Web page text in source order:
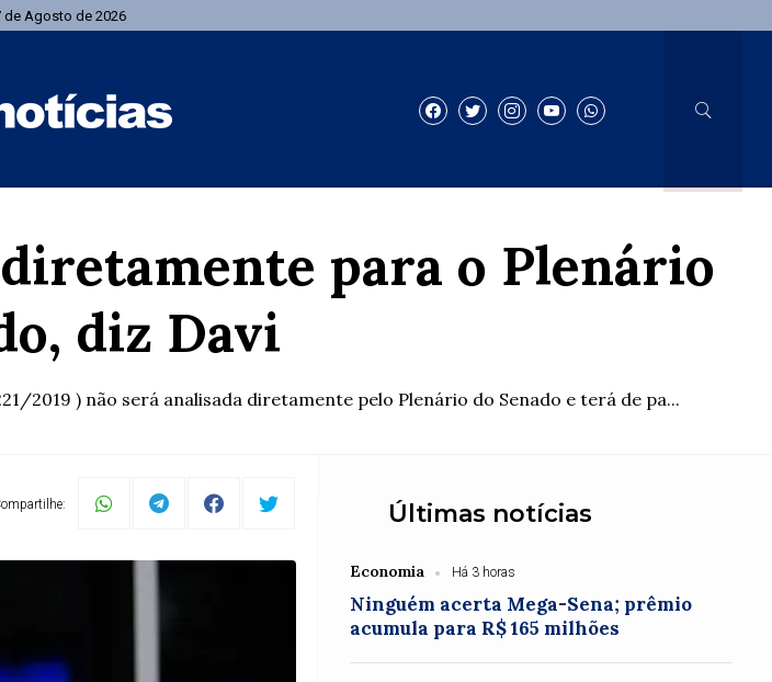
de Agosto de 2026
diretamente para o Plenário
diz Davi
2019 ) não será analisada diretamente pelo Plenário do Senado e terá de pa...
Últimas notícias
Economia Há 3 horas
Ninguém acerta Mega-Sena; prêmio
acumula para R$ 165 milhões